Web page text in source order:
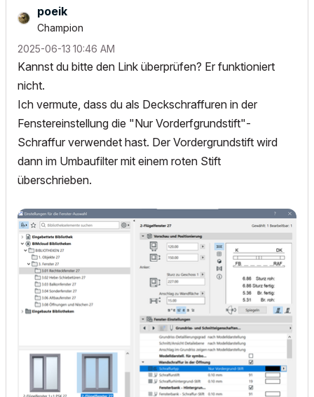
poeik
Champion
‎2025-06-13 10:46 AM
Kannst du bitte den Link überprüfen? Er funktioniert
nicht.
Ich vermute, dass du als Deckschraffuren in der
Fenstereinstellung die "Nur Vorderfgrundstift"-
Schraffur verwendet hast. Der Vordergrundstift wird
dann im Umbaufilter mit einem roten Stift
überschrieben.